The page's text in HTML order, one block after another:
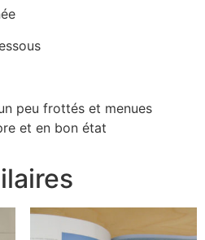
peu frottés et menues
et en bon état